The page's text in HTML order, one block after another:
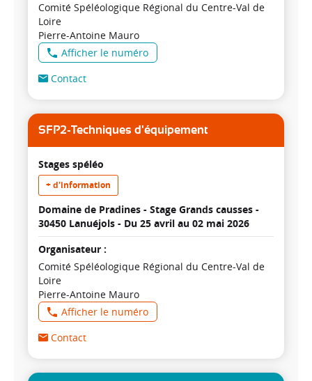
Comité Spéléologique Régional du Centre-Val de
Loire
Pierre-Antoine Mauro
Afficher le numéro
Contact
SFP2-Techniques d'équipement
Stages spéléo
+ d'information
Domaine de Pradines - Stage Grands causses -
30450 Lanuéjols - Du 25 avril au 02 mai 2026
Organisateur :
Comité Spéléologique Régional du Centre-Val de
Loire
Pierre-Antoine Mauro
Afficher le numéro
Contact